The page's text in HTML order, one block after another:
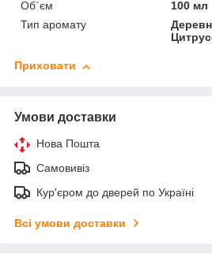
Об`єм
100 мл
Тип аромату
Приховати
Умови доставки
Нова Пошта
Самовивіз
Кур'єром до дверей по Україні
Всі умови доставки